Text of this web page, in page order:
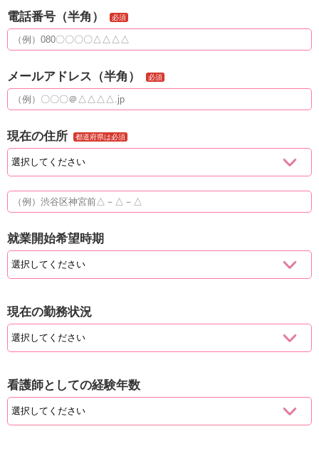
電話番号（半角） 必須
メールアドレス（半角） 必須
現在の住所 都道府県は必須
就業開始希望時期
現在の勤務状況
看護師としての経験年数